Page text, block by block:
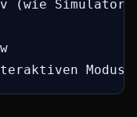
(wie
Modus